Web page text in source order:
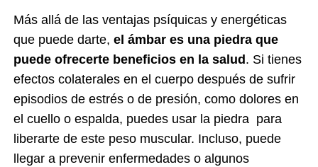
Más allá de las ventajas psíquicas y energéticas
que puede darte, el ámbar es una piedra que
puede ofrecerte beneficios en la salud . Si tienes
efectos colaterales en el cuerpo después de sufrir
episodios de estrés o de presión, como dolores en
el cuello o espalda, puedes usar la piedra para
liberarte de este peso muscular. Incluso, puede
llegar a prevenir enfermedades o algunos